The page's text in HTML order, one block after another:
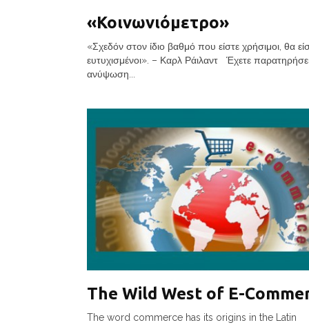
«Κοινωνιόμετρο»
«Σχεδόν στον ίδιο βαθμό που είστε χρήσιμοι, θα
ευτυχισμένοι». – Καρλ Ράιλαντ Έχετε
ανύψωση...
The Wild West of E-
The word commerce has its origins in the Latin